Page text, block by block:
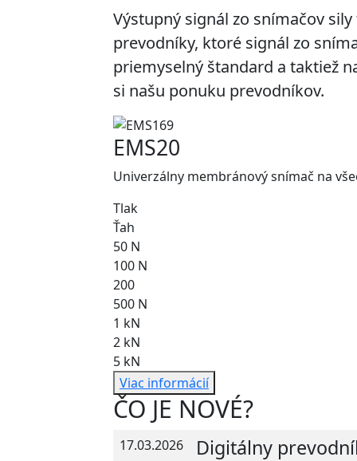
Výstupný signál zo snímačov
prevodníky, ktoré signál zo
priemyselný štandard a taktiež
si našu ponuku prevodníkov.
EMS20
Univerzálny membránový snímač na
Tlak
Ťah
50 N
100 N
200
500 N
1 kN
2 kN
5 kN
Viac informácií
ČO JE NOVÉ?
17.03.2026 Digitálny